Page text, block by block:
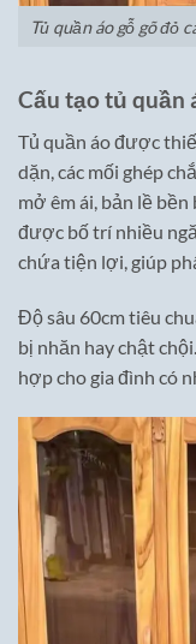
Tủ quần áo gỗ gõ đỏ
Cấu tạo tủ quần
Tủ quần áo được
dặn, các mối ghép
mở êm ái, bản lề
được bố trí nhiều
chứa tiện lợi, giúp
Độ sâu 60cm tiêu
bị nhăn hay chật
hợp cho gia đình có